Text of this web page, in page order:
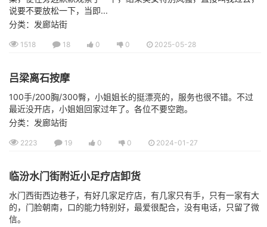
说要不要放松一下，当即...
分类：发廊站街
1518 18 0 0 2025-05-28
吕梁离石按摩
100手/200胸/300臀，小姐姐长的挺漂亮的，服务也很不错。不过
最近没开店，小姐姐回家过年了。各位不要空跑。
分类：发廊站街
2223 19 0 0 2024-01-27
临汾水门街附近小足疗店卸货
水门西街西边巷子，有好几家足疗店，有几家只有手，只有一家有大
的，门脸朝南，口的能力特别好，最爱很配合，没有电话，只留了微
信。